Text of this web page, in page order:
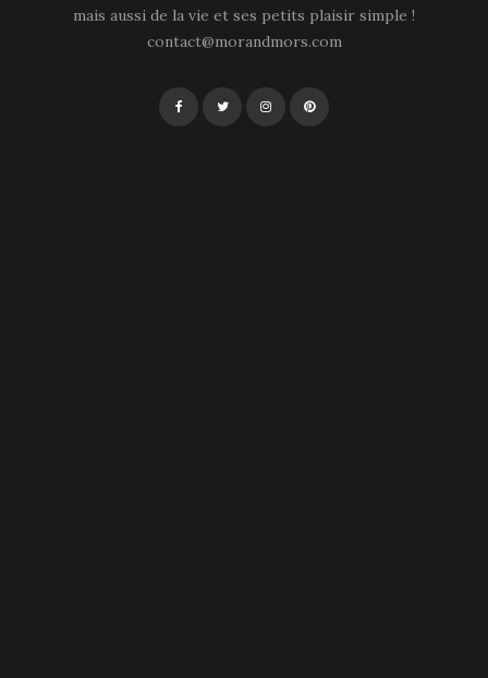
mais aussi de la vie et ses petits plaisir simple !
contact@morandmors.com